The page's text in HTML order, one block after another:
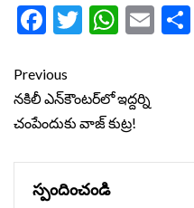
Facebook
Twitter
Continue
Reading
Previous
నకిలీ ఎన్‌కౌంటర్‌లో ఇద్దర్ని
చంపేందుకు వాజ్ కుట్ర!
స్పందించండి